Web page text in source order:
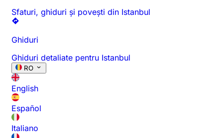
Sfaturi, ghiduri și povești din Istanbul
Ghiduri
Ghiduri detaliate pentru Istanbul
RO
English
Español
Italiano